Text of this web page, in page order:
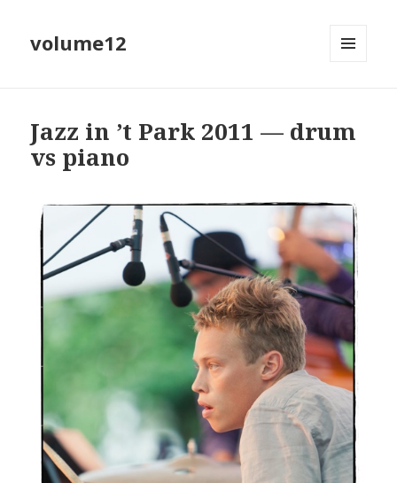
volume12
Jazz in ’t Park 2011 — drum
vs piano